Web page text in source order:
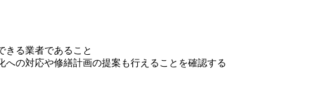
きる業者であること
の対応や修繕計画の提案も行えることを確認する